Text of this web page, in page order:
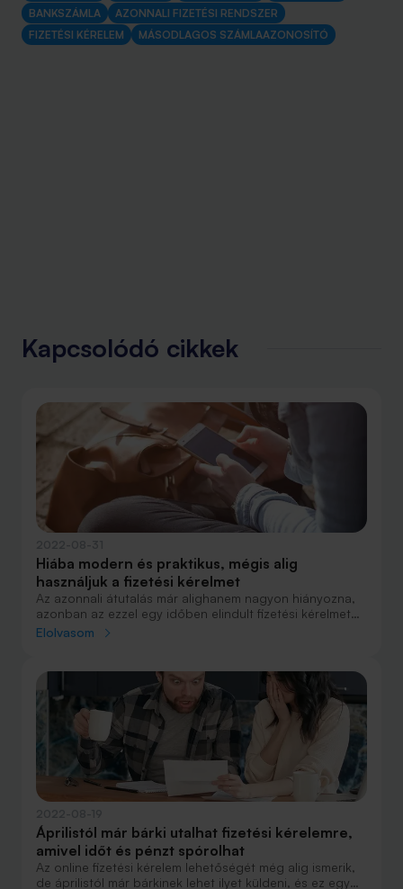
BANKSZÁMLA
AZONNALI FIZETÉSI RENDSZER
FIZETÉSI KÉRELEM
MÁSODLAGOS SZÁMLAAZONOSÍTÓ
Kapcsolódó cikkek
Hiába modern és praktikus, mégis alig
használjuk a fizetési kérelmet
Az azonnali átutalás már alighanem nagyon hiányozna,
azonban az ezzel egy időben elindult fizetési kérelmet
és másodlagos számlaazonosítót alig használjuk. Pedig
Elolvasom
Áprilistól már bárki utalhat fizetési kérelemre,
amivel időt és pénzt spórolhat
Az online fizetési kérelem lehetőségét még alig ismerik,
de áprilistól már bárkinek lehet ilyet küldeni, és ez egy